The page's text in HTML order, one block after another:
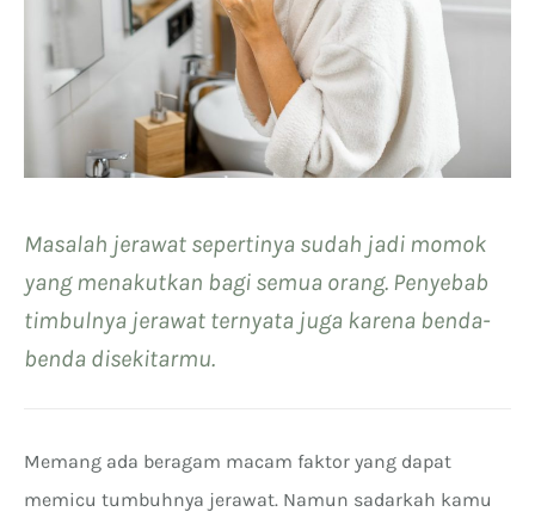
Masalah jerawat sepertinya sudah jadi momok
yang menakutkan bagi semua orang. Penyebab
timbulnya jerawat ternyata juga karena benda-
benda disekitarmu.
Memang ada beragam macam faktor yang dapat
memicu tumbuhnya jerawat. Namun sadarkah kamu